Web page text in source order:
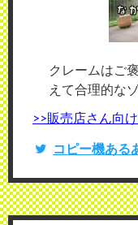
クレームはご
えて合理的な
>>販売店さん向
コピー機ある